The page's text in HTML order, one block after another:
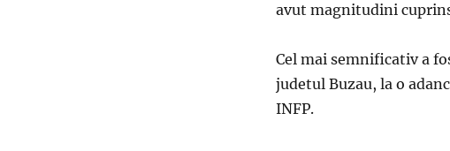
avut magnitudini
Cel mai semnificativ a
judetul Buzau, la o
INFP.